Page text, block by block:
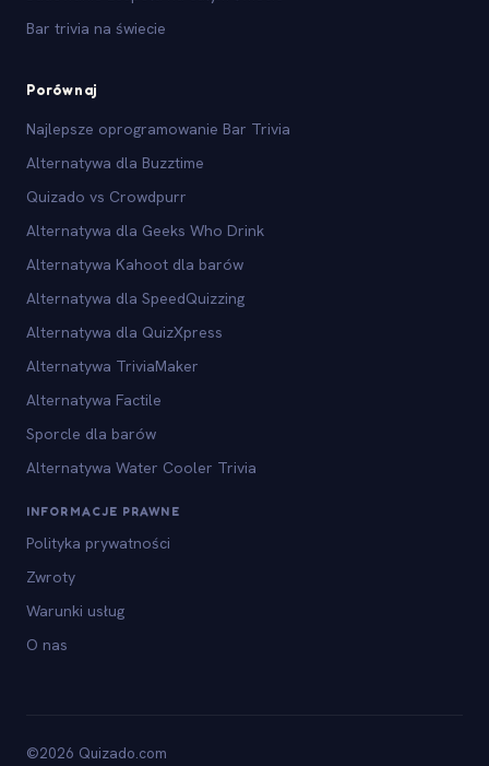
Bar trivia na świecie
Porównaj
Najlepsze oprogramowanie Bar Trivia
Alternatywa dla Buzztime
Quizado vs Crowdpurr
Alternatywa dla Geeks Who Drink
Alternatywa Kahoot dla barów
Alternatywa dla SpeedQuizzing
Alternatywa dla QuizXpress
Alternatywa TriviaMaker
Alternatywa Factile
Sporcle dla barów
Alternatywa Water Cooler Trivia
INFORMACJE PRAWNE
Polityka prywatności
Zwroty
Warunki usług
O nas
©2026 Quizado.com